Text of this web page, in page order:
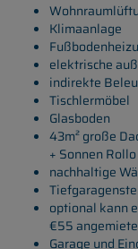
Klimaanlage
elektrische
indirekte
Tischlermöbel
Glasboden
43m² große
+ Sonnen
nachhaltige
optional kann
€55
Garage und